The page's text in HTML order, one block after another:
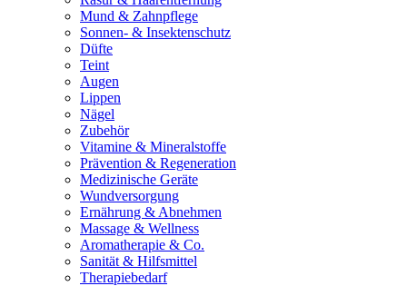
Mund & Zahnpflege
Sonnen- & Insektenschutz
Düfte
Teint
Augen
Lippen
Nägel
Zubehör
Vitamine & Mineralstoffe
Prävention & Regeneration
Medizinische Geräte
Wundversorgung
Ernährung & Abnehmen
Massage & Wellness
Aromatherapie & Co.
Sanität & Hilfsmittel
Therapiebedarf